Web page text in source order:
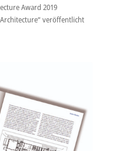
Award 2019
veröffentlicht